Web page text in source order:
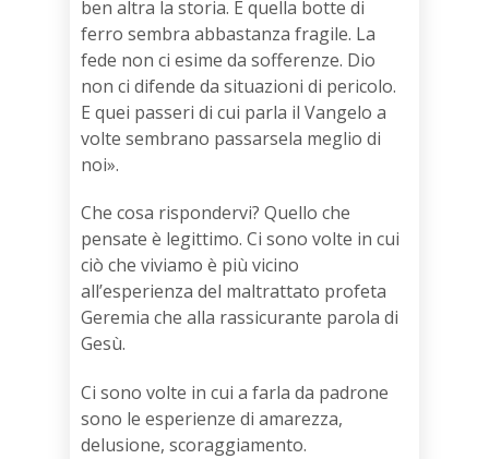
ben altra la storia. E quella botte di
ferro sembra abbastanza fragile. La
fede non ci esime da sofferenze. Dio
non ci difende da situazioni di pericolo.
E quei passeri di cui parla il Vangelo a
volte sembrano passarsela meglio di
noi».
Che cosa rispondervi? Quello che
pensate è legittimo. Ci sono volte in cui
ciò che viviamo è più vicino
all’esperienza del maltrattato profeta
Geremia che alla rassicurante parola di
Gesù.
Ci sono volte in cui a farla da padrone
sono le esperienze di amarezza,
delusione, scoraggiamento.